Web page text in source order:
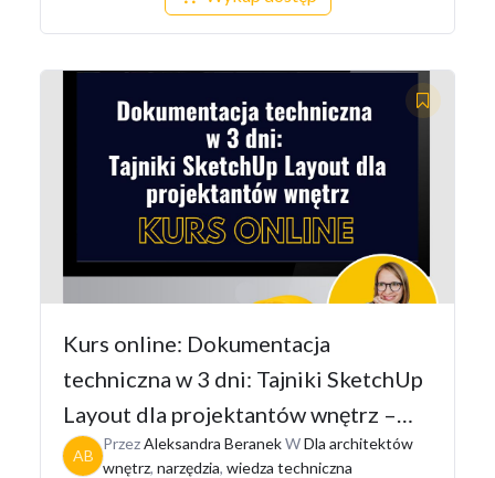
Kurs online: Dokumentacja
techniczna w 3 dni: Tajniki SketchUp
Layout dla projektantów wnętrz –
Pakiet I
AB
PrzezAleksandra BeranekWDla architektów
wnętrz, narzędzia, wiedza techniczna